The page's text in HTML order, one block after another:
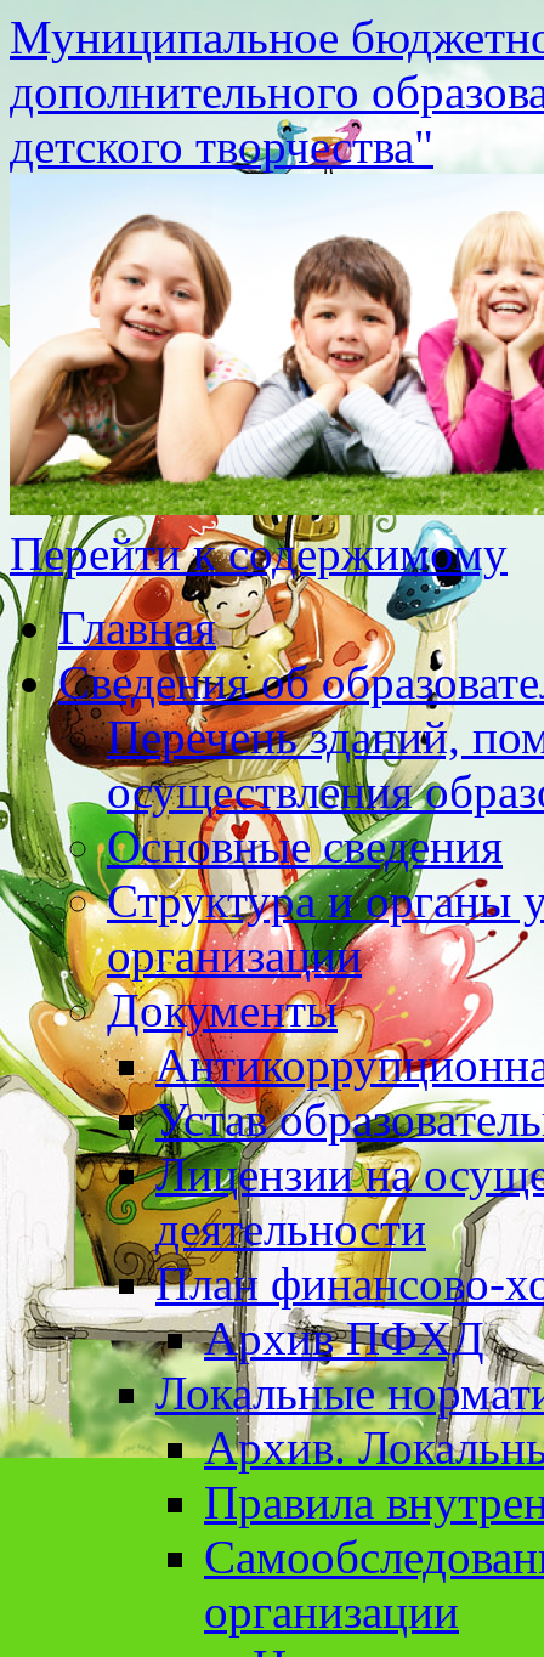
Муниципальное
дополнительного
детского творчества"
Перейти к содержимому
Главная
Сведения об
Перечень зданий,
осуществления
Основные сведения
Структура и органы
организации
Документы
Устав
Лицензии на
деятельности
План финансово-
Архив ПФХД
Локальные
Архив.
Правила
организации